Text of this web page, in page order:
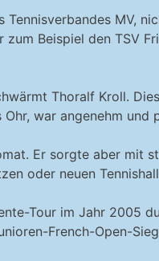
MV,
Beispiel den TSV
Thoralf Kroll.
war angenehm und
Er sorgte aber mit
oder neuen
Tour im Jahr 2005
French-Open-